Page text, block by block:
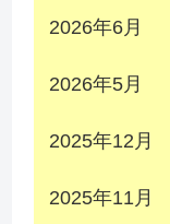
2026年6月
2026年5月
2025年12月
2025年11月